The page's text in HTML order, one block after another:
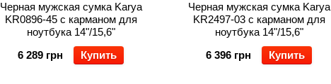
Черная мужская сумка Karya
KR0896-45 с карманом для
ноутбука 14"/15,6"
6 289 грн
Купить
Черная мужская сумка Karya
KR2497-03 с карманом для
ноутбука 14"/15,6"
6 396 грн
Купить